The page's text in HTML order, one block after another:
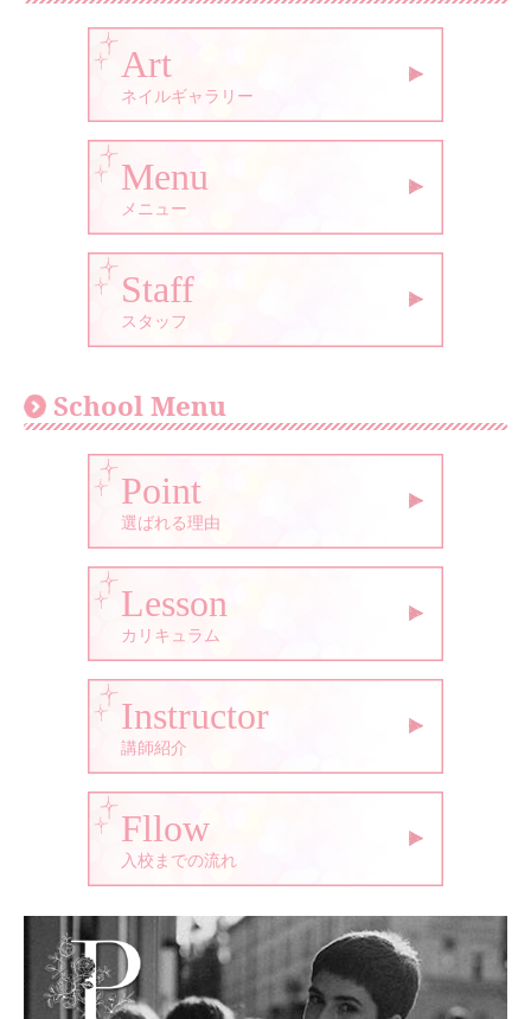
Art
ネイルギャラリー
Menu
メニュー
Staff
スタッフ
School Menu
Point
選ばれる理由
Lesson
カリキュラム
Instructor
講師紹介
Fllow
入校までの流れ